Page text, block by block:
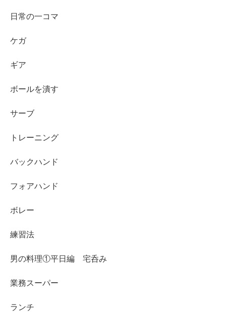
日常の一コマ
ケガ
ギア
ボールを潰す
サーブ
トレーニング
バックハンド
フォアハンド
ボレー
練習法
男の料理①平日編 宅呑み
業務スーパー
ランチ